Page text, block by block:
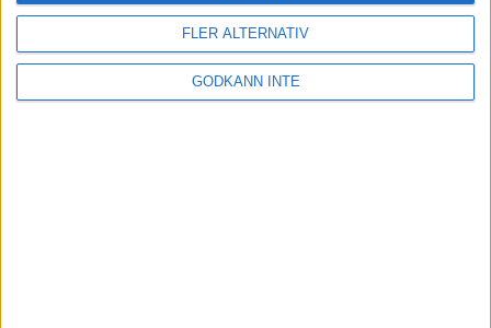
FLER ALTERNATIV
GODKÄNN INTE
1000 meters-intervaller
» Fler teman